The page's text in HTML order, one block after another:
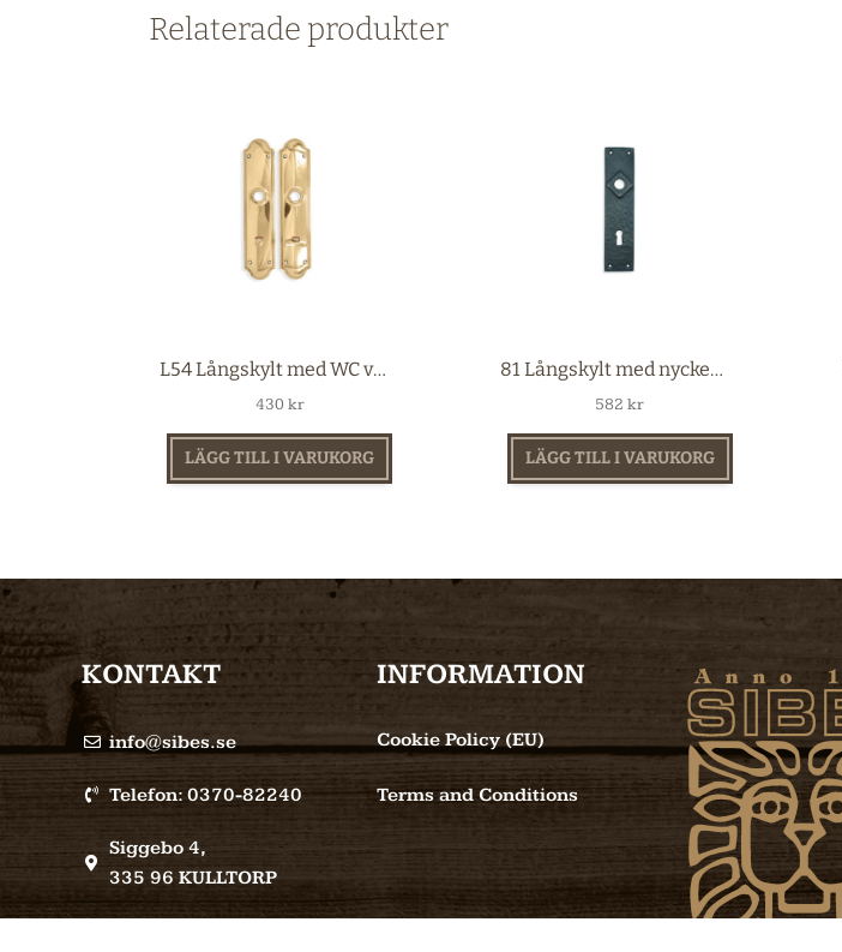
Relaterade produkter
L54 Långskylt med WC vred mässing
430 kr
LÄGG TILL I VARUKORG
81 Långskylt med nyckelhål mässing
582kr
LÄGG TILL I VARUKORG
KONTAKT
info@sibes.se
Telefon: 0370-82240
Siggebo 4,
335 96 KULLTORP
INFORMATION
Cookie Policy (EU)
Terms and Conditions